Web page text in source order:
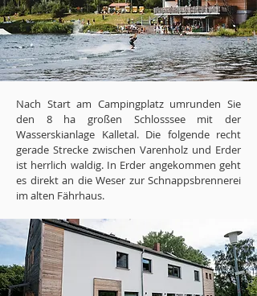
Nach Start am Campingplatz umrunden Sie
den 8 ha großen Schlosssee mit der
Wasserskianlage Kalletal. Die folgende recht
gerade Strecke zwischen Varenholz und Erder
ist herrlich waldig. In Erder angekommen geht
es direkt an die Weser zur Schnappsbrennerei
im alten Fährhaus.